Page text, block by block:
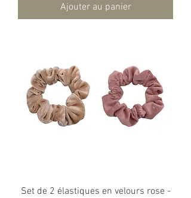
Ajouter au panier
Set de 2 élastiques en velours rose -